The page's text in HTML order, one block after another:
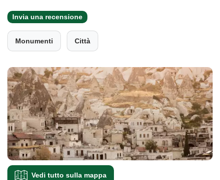
Invia una recensione
Monumenti Città
Vedi tutto sulla mappa